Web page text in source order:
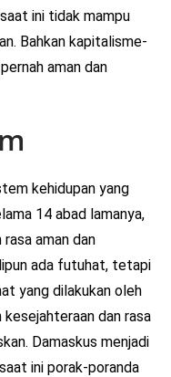
ini tidak mampu
Bahkan kapitalisme-
aman dan
kehidupan yang
14 abad lamanya,
aman dan
ada futuhat, tetapi
yang dilakukan oleh
dan rasa
Damaskus menjadi
ini porak-poranda